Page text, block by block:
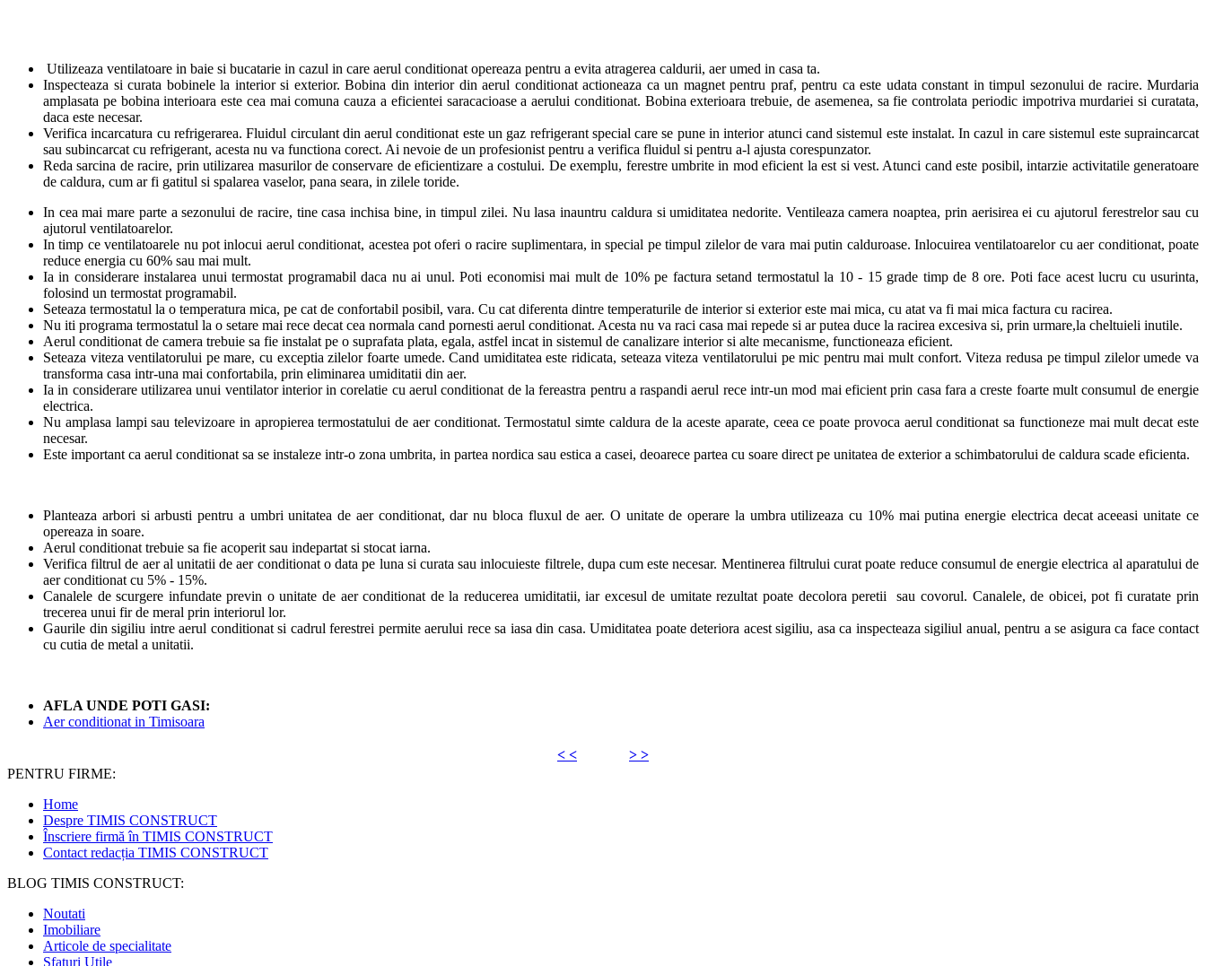
Utilizeaza ventilatoare in baie si bucatarie in cazul in care aerul conditionat opereaza pentru a evita atragerea caldurii, aer umed in casa ta.
Inspecteaza si curata bobinele la interior si exterior. Bobina din interior din aerul conditionat actioneaza ca un magnet pentru praf, pentru ca este udata constant in timpul sezonului de racire. Murdaria
amplasata pe bobina interioara este cea mai comuna cauza a eficientei saracacioase a aerului conditionat. Bobina exterioara trebuie, de asemenea, sa fie controlata periodic impotriva murdariei si curatata,
daca este necesar.
Verifica incarcatura cu refrigerarea. Fluidul circulant din aerul conditionat este un gaz refrigerant special care se pune in interior atunci cand sistemul este instalat. In cazul in care sistemul este supraincarcat
sau subincarcat cu refrigerant, acesta nu va functiona corect. Ai nevoie de un profesionist pentru a verifica fluidul si pentru a-l ajusta corespunzator.
Reda sarcina de racire, prin utilizarea masurilor de conservare de eficientizare a costului. De exemplu, ferestre umbrite in mod eficient la est si vest. Atunci cand este posibil, intarzie activitatile generatoare
de caldura, cum ar fi gatitul si spalarea vaselor, pana seara, in zilele toride.
In cea mai mare parte a sezonului de racire, tine casa inchisa bine, in timpul zilei. Nu lasa inauntru caldura si umiditatea nedorite. Ventileaza camera noaptea, prin aerisirea ei cu ajutorul ferestrelor sau cu
ajutorul ventilatoarelor.
In timp ce ventilatoarele nu pot inlocui aerul conditionat, acestea pot oferi o racire suplimentara, in special pe timpul zilelor de vara mai putin calduroase. Inlocuirea ventilatoarelor cu aer conditionat, poate
reduce energia cu 60% sau mai mult.
Ia in considerare instalarea unui termostat programabil daca nu ai unul. Poti economisi mai mult de 10% pe factura setand termostatul la 10 - 15 grade timp de 8 ore. Poti face acest lucru cu usurinta,
folosind un termostat programabil.
Seteaza termostatul la o temperatura mica, pe cat de confortabil posibil, vara. Cu cat diferenta dintre temperaturile de interior si exterior este mai mica, cu atat va fi mai mica factura cu racirea.
Nu iti programa termostatul la o setare mai rece decat cea normala cand pornesti aerul conditionat. Acesta nu va raci casa mai repede si ar putea duce la racirea excesiva si, prin urmare,la cheltuieli inutile.
Aerul conditionat de camera trebuie sa fie instalat pe o suprafata plata, egala, astfel incat in sistemul de canalizare interior si alte mecanisme, functioneaza eficient.
Seteaza viteza ventilatorului pe mare, cu exceptia zilelor foarte umede. Cand umiditatea este ridicata, seteaza viteza ventilatorului pe mic pentru mai mult confort. Viteza redusa pe timpul zilelor umede va
transforma casa intr-una mai confortabila, prin eliminarea umiditatii din aer.
Ia in considerare utilizarea unui ventilator interior in corelatie cu aerul conditionat de la fereastra pentru a raspandi aerul rece intr-un mod mai eficient prin casa fara a creste foarte mult consumul de energie
electrica.
Nu amplasa lampi sau televizoare in apropierea termostatului de aer conditionat. Termostatul simte caldura de la aceste aparate, ceea ce poate provoca aerul conditionat sa functioneze mai mult decat este
necesar.
Este important ca aerul conditionat sa se instaleze intr-o zona umbrita, in partea nordica sau estica a casei, deoarece partea cu soare direct pe unitatea de exterior a schimbatorului de caldura scade eficienta.
Planteaza arbori si arbusti pentru a umbri unitatea de aer conditionat, dar nu bloca fluxul de aer. O unitate de operare la umbra utilizeaza cu 10% mai putina energie electrica decat aceeasi unitate ce
opereaza in soare.
Aerul conditionat trebuie sa fie acoperit sau indepartat si stocat iarna.
Verifica filtrul de aer al unitatii de aer conditionat o data pe luna si curata sau inlocuieste filtrele, dupa cum este necesar. Mentinerea filtrului curat poate reduce consumul de energie electrica al aparatului de
aer conditionat cu 5% - 15%.
Canalele de scurgere infundate previn o unitate de aer conditionat de la reducerea umiditatii, iar excesul de umitate rezultat poate decolora peretii sau covorul. Canalele, de obicei, pot fi curatate prin
trecerea unui fir de meral prin interiorul lor.
Gaurile din sigiliu intre aerul conditionat si cadrul ferestrei permite aerului rece sa iasa din casa. Umiditatea poate deteriora acest sigiliu, asa ca inspecteaza sigiliul anual, pentru a se asigura ca face contact
cu cutia de metal a unitatii.
AFLA UNDE POTI GASI:
Aer conditionat in Timisoara
< <
> >
PENTRU FIRME:
Home
Despre TIMIS CONSTRUCT
Înscriere firmă în TIMIS CONSTRUCT
Contact redacția TIMIS CONSTRUCT
BLOG TIMIS CONSTRUCT:
Noutati
Imobiliare
Articole de specialitate
Sfaturi Utile